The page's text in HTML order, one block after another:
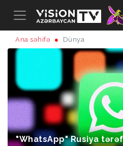
Ana səhifə Dünya
"WhatsApp" Rusiya